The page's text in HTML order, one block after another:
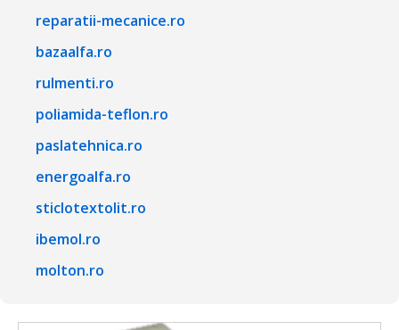
reparatii-mecanice.ro
bazaalfa.ro
rulmenti.ro
poliamida-teflon.ro
paslatehnica.ro
energoalfa.ro
sticlotextolit.ro
ibemol.ro
molton.ro